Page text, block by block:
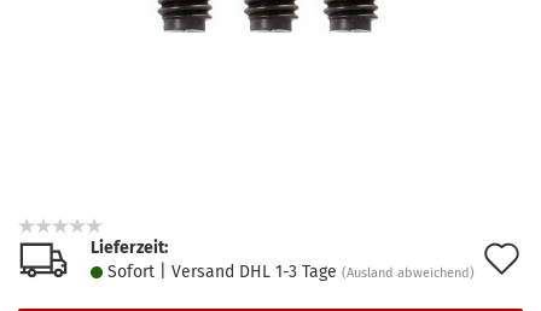
Lieferzeit:
Sofort | Versand DHL 1-3 Tage (Ausland abweichend)